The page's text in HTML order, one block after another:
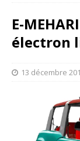
E-
électron
13 décembre